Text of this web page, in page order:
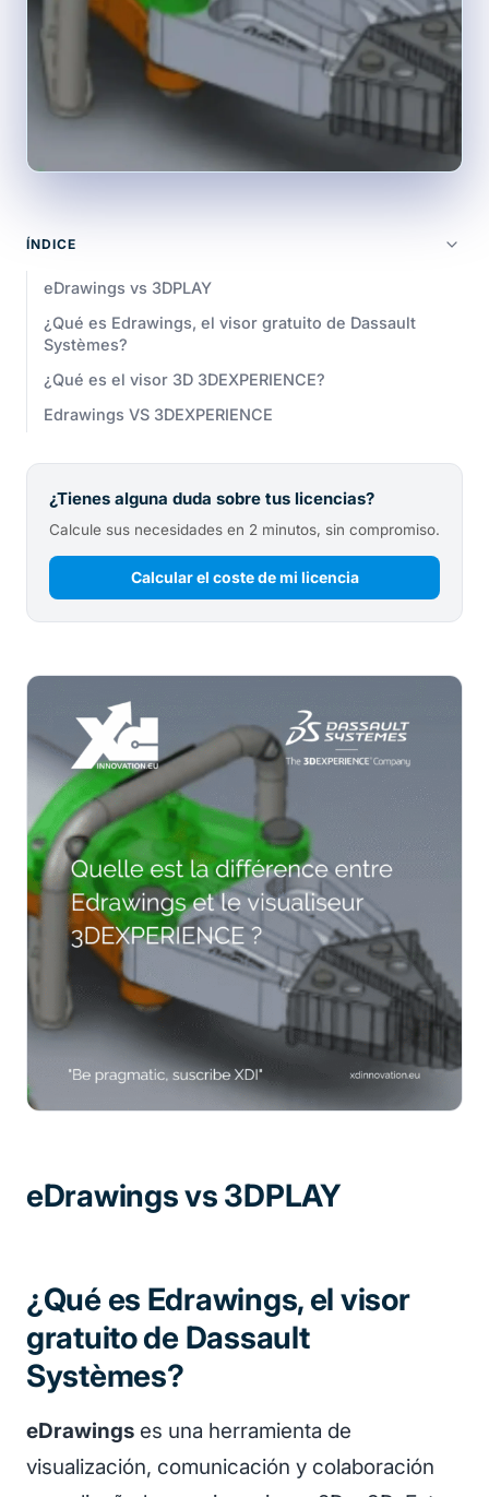
ÍNDICE
eDrawings vs 3DPLAY
¿Qué es Edrawings, el visor gratuito de Dassault
Systèmes?
¿Qué es el visor 3D 3DEXPERIENCE?
Edrawings VS 3DEXPERIENCE
¿Tienes alguna duda sobre tus licencias?
Calcule sus necesidades en 2 minutos, sin compromiso.
Calcular el coste de mi licencia
eDrawings vs 3DPLAY
¿Qué es Edrawings, el visor
gratuito de Dassault
Systèmes?
eDrawings es una herramienta de
visualización, comunicación y colaboración